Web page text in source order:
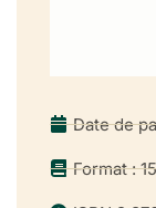
Les premiers
Thomas
Guillevic
Date de
Format :